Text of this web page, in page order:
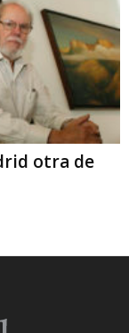
otra de